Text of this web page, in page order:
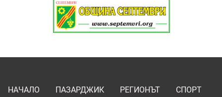
НАЧАЛО ПАЗАРДЖИК РЕГИОНЪТ
СПОРТ